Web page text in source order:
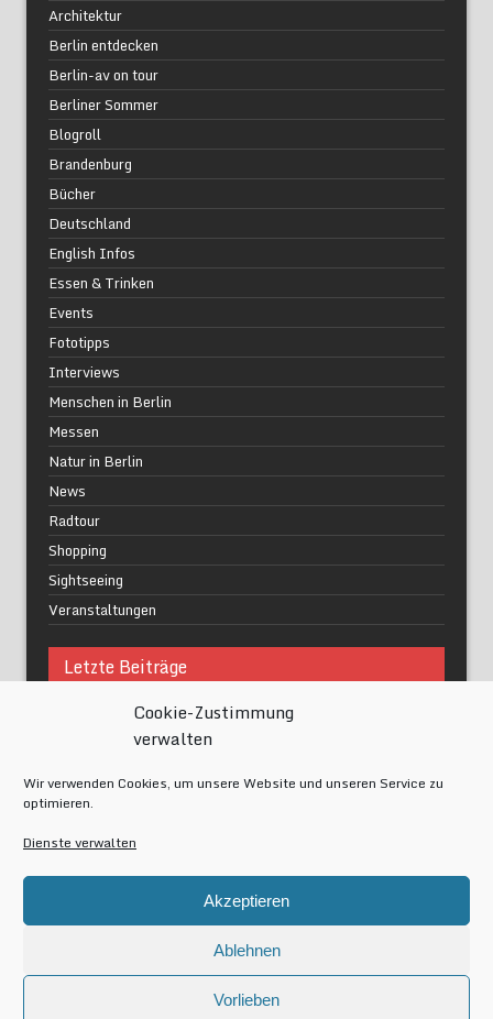
Cookie-Zustimmung
verwalten
Wir verwenden Cookies, um unsere Website und unseren Service zu
optimieren.
Dienste verwalten
Akzeptieren
Ablehnen
Vorlieben
Architektur
Berlin entdecken
Berlin-av on tour
Berliner Sommer
Blogroll
Brandenburg
Bücher
Deutschland
English Infos
Essen & Trinken
Events
Fototipps
Interviews
Menschen in Berlin
Messen
Natur in Berlin
News
Radtour
Shopping
Sightseeing
Veranstaltungen
Letzte Beiträge
Was macht urbane Lebensqualität wirklich aus?
Grüne Oasen in Berlin
Festival of Lights Berlin 2024
Gesund schlafen im modernen Alltag
WordPress.org